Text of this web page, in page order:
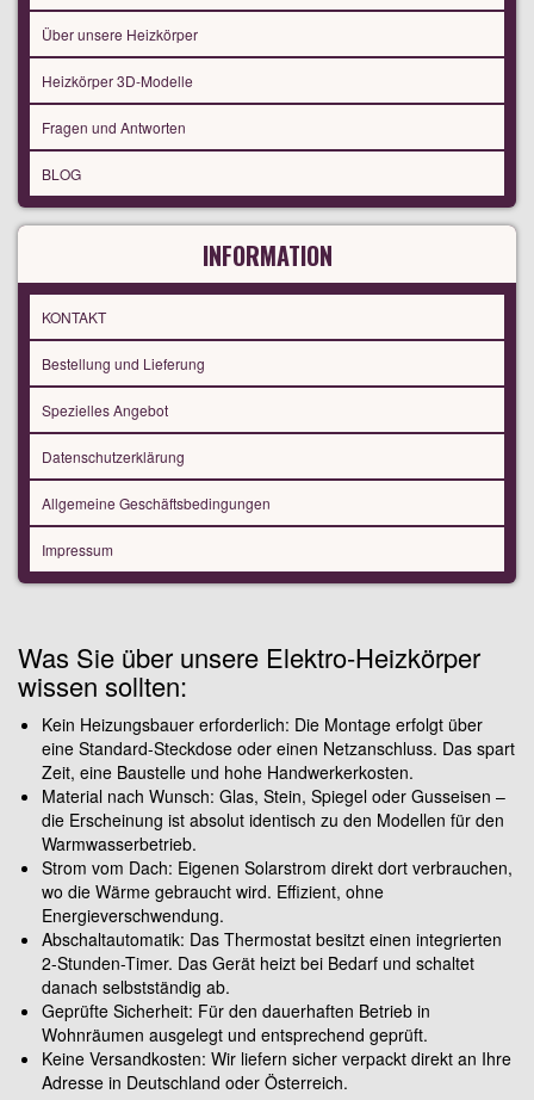
Über unsere Heizkörper
Heizkörper 3D-Modelle
Fragen und Antworten
BLOG
INFORMATION
KONTAKT
Bestellung und Lieferung
Spezielles Angebot
Datenschutzerklärung
Allgemeine Geschäftsbedingungen
Impressum
Was Sie über unsere Elektro-Heizkörper
wissen sollten:
Kein Heizungsbauer erforderlich: Die Montage erfolgt über
eine Standard-Steckdose oder einen Netzanschluss. Das spart
Zeit, eine Baustelle und hohe Handwerkerkosten.
Material nach Wunsch: Glas, Stein, Spiegel oder Gusseisen –
die Erscheinung ist absolut identisch zu den Modellen für den
Warmwasserbetrieb.
Strom vom Dach: Eigenen Solarstrom direkt dort verbrauchen,
wo die Wärme gebraucht wird. Effizient, ohne
Energieverschwendung.
Abschaltautomatik: Das Thermostat besitzt einen integrierten
2-Stunden-Timer. Das Gerät heizt bei Bedarf und schaltet
danach selbstständig ab.
Geprüfte Sicherheit: Für den dauerhaften Betrieb in
Wohnräumen ausgelegt und entsprechend geprüft.
Keine Versandkosten: Wir liefern sicher verpackt direkt an Ihre
Adresse in Deutschland oder Österreich.